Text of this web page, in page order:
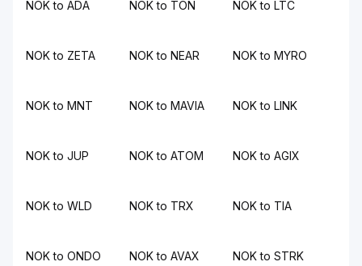
NOK to ADA NOK to TON NOK to LTC
NOK to ZETA NOK to NEAR NOK to MYRO
NOK to MNT NOK to MAVIA NOK to LINK
NOK to JUP NOK to ATOM NOK to AGIX
NOK to WLD NOK to TRX NOK to TIA
NOK to ONDO NOK to AVAX NOK to STRK